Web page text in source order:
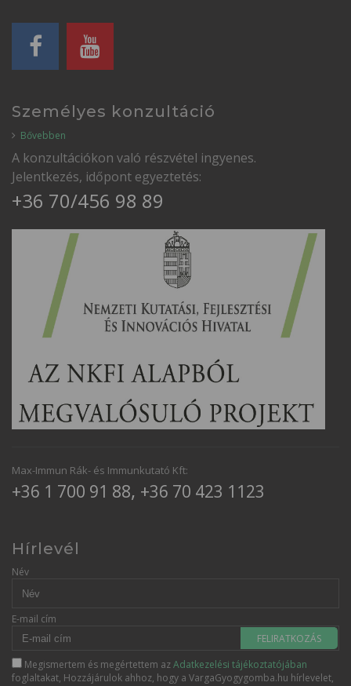
Személyes konzultáció
Bővebben
A konzultációkon való részvétel ingyenes.
Jelentkezés, időpont egyeztetés:
+36 70/456 98 89
Max-Immun Rák- és Immunkutató Kft:
+36 1 700 91 88, +36 70 423 1123
Hírlevél
Név
E-mail cím
FELIRATKOZÁS
Megismertem és megértettem azAdatkezelési tájékoztatójában
foglaltakat, Hozzájárulok ahhoz, hogy a VargaGyogygomba.hu hírlevelet,